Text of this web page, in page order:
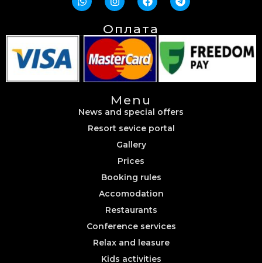
Оплата
Menu
News and special offers
Resort sevice portal
Gallery
Prices
Booking rules
Accomodation
Restaurants
Conference services
Relax and leasure
Kids activities